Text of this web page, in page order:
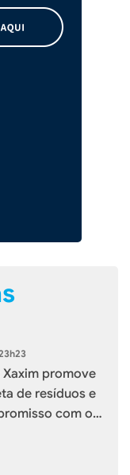
promove
de resíduos e
com o